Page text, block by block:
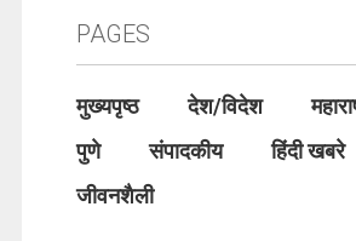
PAGES
मुख्यपृष्ठ देश/विदेश
पुणे
संपादकीय
हिंदी खबरे
जीवनशैली